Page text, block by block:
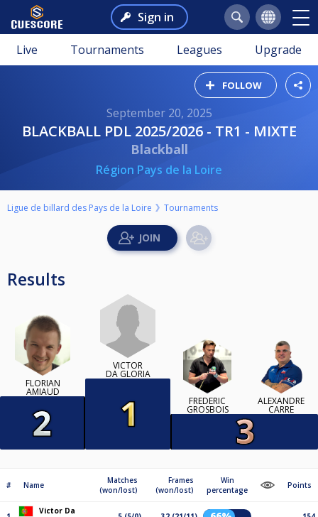
Sign in
Live Tournaments Leagues Upgrade
FOLLOW
September 20, 2025
BLACKBALL PDL 2025/2026 - TR1 - MIXTE
Blackball
Région Pays de la Loire
Ligue de billard des Pays de la Loire Tournaments
Results
FLORIAN
AMIAUD
VICTOR
DA GLORIA
FREDERIC
GROSBOIS
ALEXANDRE
CARRE
# Name
Matches
(won/lost)
Frames
(won/lost)
Win
percentage
Points
Victor Da